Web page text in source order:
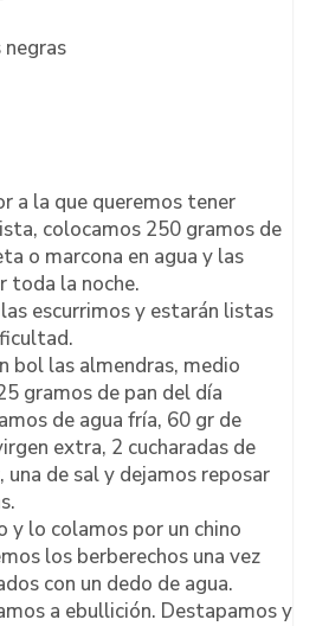
a la que queremos tener
colocamos 250 gramos de
o marcona en agua y las
toda la noche.
escurrimos y estarán listas
bol las almendras, medio
gramos de pan del día
de agua fría, 60 gr de
extra, 2 cucharadas de
una de sal y dejamos reposar
lo colamos por un chino
los berberechos una vez
con un dedo de agua.
a ebullición. Destapamos y